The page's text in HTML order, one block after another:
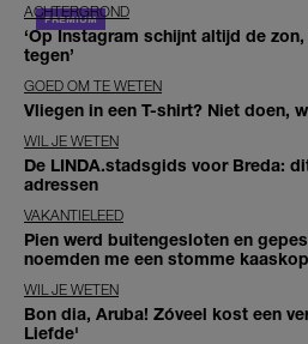
ACHTERGROND
‘Op Instagram schijnt altijd de
tegen’
GOED OM TE WETEN
Vliegen in een T-shirt? Niet doen,
WIL JE WETEN
De LINDA.stadsgids voor Breda:
adressen
VAKANTIELEED
Pien werd buitengesloten en
noemden me een stomme
WIL JE WETEN
Bon dia, Aruba! Zóveel kost een
Liefde'